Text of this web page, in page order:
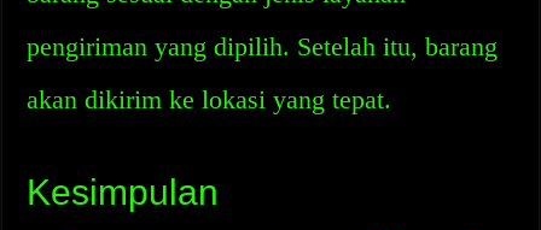
pengiriman yang dipilih. Setelah itu, barang
akan dikirim ke lokasi yang tepat.
Kesimpulan